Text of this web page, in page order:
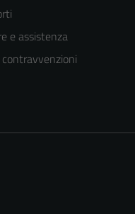
e assistenza
Questi